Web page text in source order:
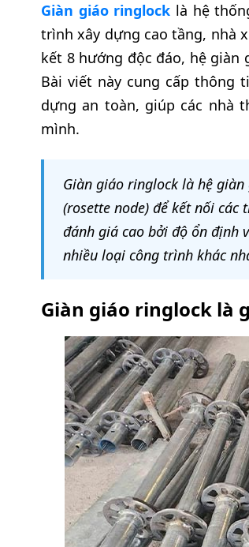
Giàn giáo ringlock là hệ
trình xây dựng cao tầng, nhà
kết 8 hướng độc đáo, hệ
Bài viết này cung cấp thông
dựng an toàn, giúp các nhà
mình.
Giàn giáo ringlock là hệ
(rosette node) để kết nối các
đánh giá cao bởi độ ổn định
nhiều loại công trình khác
Giàn giáo ringlock là